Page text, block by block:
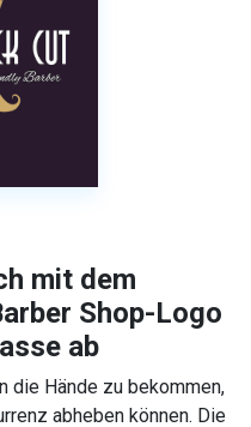
mit dem
Shop-Logo
ab
die Hände zu bekommen,
abheben können. Die